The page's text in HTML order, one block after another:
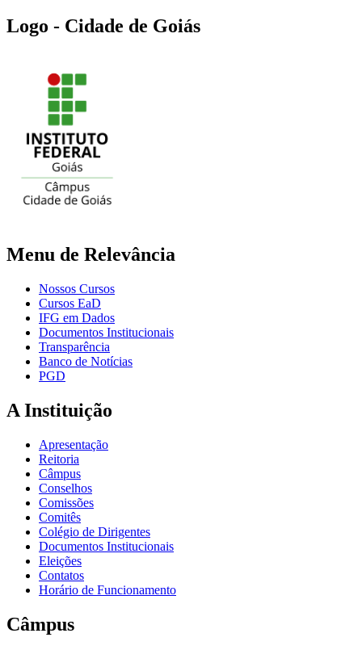
Logo - Cidade de Goiás
Menu de Relevância
Nossos Cursos
Cursos EaD
IFG em Dados
Documentos Institucionais
Transparência
Banco de Notícias
PGD
A Instituição
Apresentação
Reitoria
Câmpus
Conselhos
Comissões
Comitês
Colégio de Dirigentes
Documentos Institucionais
Eleições
Contatos
Horário de Funcionamento
Câmpus